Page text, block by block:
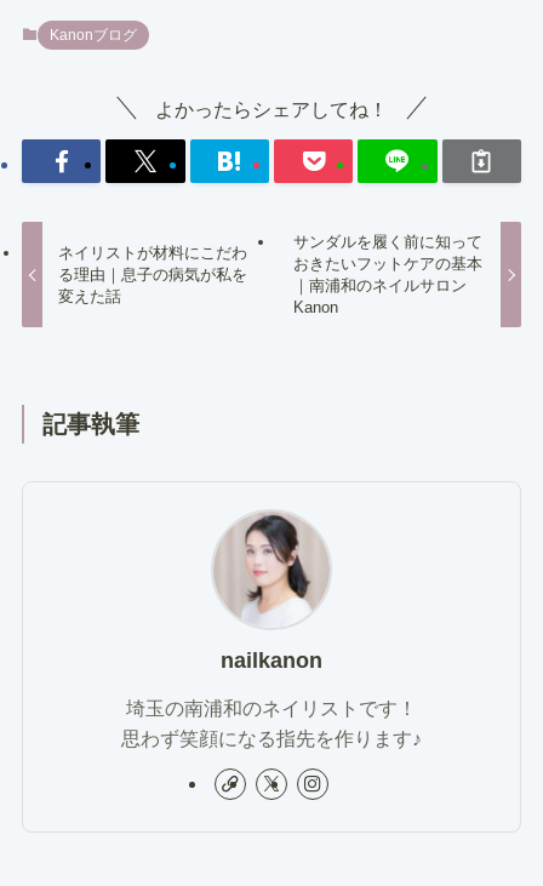
Kanonブログ
よかったらシェアしてね！
ネイリストが材料にこだわ
る理由｜息子の病気が私を
変えた話
サンダルを履く前に知って
おきたいフットケアの基本
｜南浦和のネイルサロン
Kanon
記事執筆
nailkanon
埼玉の南浦和のネイリストです！
思わず笑顔になる指先を作ります♪